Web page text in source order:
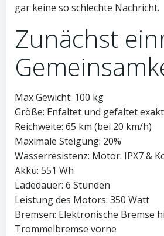
gar keine so schlechte Nachricht.
Zunächst
Max Gewicht: 100 kg
Größe: Enfaltet und gefaltet
Reichweite: 65 km (bei 20 km/h)
Maximale Steigung: 20%
Wasserresistenz: Motor: IPX7 &
Akku: 551 Wh
Ladedauer: 6 Stunden
Leistung des Motors: 350 Watt
Bremsen: Elektronische Bremse
Trommelbremse vorne